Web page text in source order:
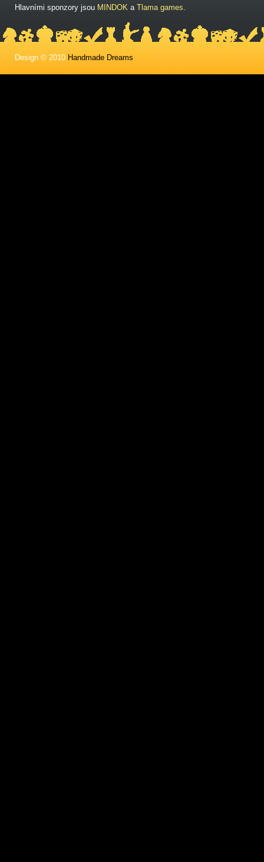
Hlavními sponzory jsou MINDOK a Tlama games.
Design © 2010 Handmade Dreams